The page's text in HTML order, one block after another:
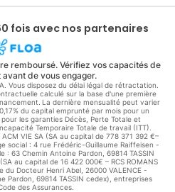
fois avec nos partenaires
remboursé. Vérifiez vos capacités de
de vous engager.
Vous disposez du délai légal de rétractation.
calculé sur la base d'une première
La dernière mensualité peut varier
du capital emprunté par mois pour un
les garanties Décès, Perte Totale et
Temporaire Totale de travail (ITT).
VIE SA (SA au capital de 778 371 392 €–
social : 4 rue Frédéric-Guillaume Raiffeisen -
: 63 Chemin Antoine Pardon, 69814 TASSIN
au capital de 16 422 000€ – RCS ROMANS
du Docteur Henri Abel, 26000 VALENCE -
Pardon, 69814 TASSIN cedex), entreprises
des Assurances.